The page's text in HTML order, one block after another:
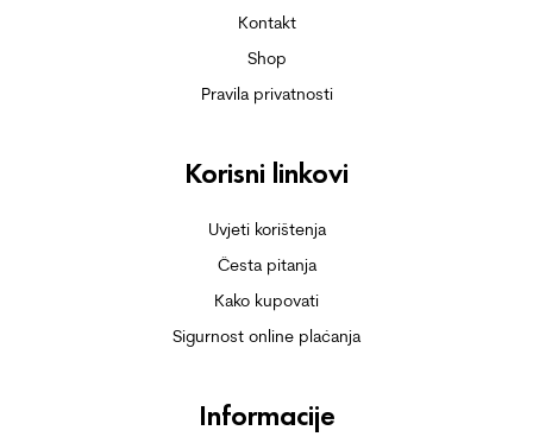
Kontakt
Shop
Pravila privatnosti
Korisni linkovi
Uvjeti korištenja
Česta pitanja
Kako kupovati
Sigurnost online plaćanja
Informacije